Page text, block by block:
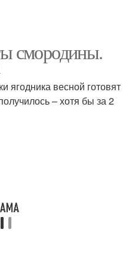
смородины.
ягодника весной готовят
– хотя бы за 2